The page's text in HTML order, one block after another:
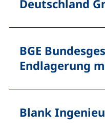
Deutschland
BGE
Endlagerung
Blank